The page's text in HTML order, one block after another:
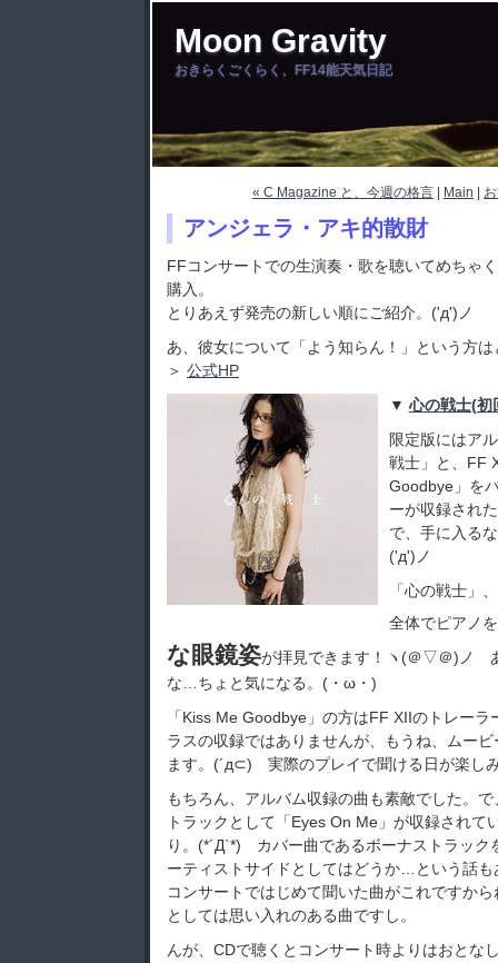
Moon Gravity
おきらくごくらく、FF14能天気日記
« C Magazine と、今週の格言 Main
アンジェラ・アキ的散財
FFコンサートでの生演奏・歌を聴いてめちゃ
購入。
とりあえず発売の新しい順にご紹介。('д')ノ
あ、彼女について「よう知らん！」という方
＞ 公式HP
▼ 心の戦士(初
限定版にはア
戦士」と、FF
Goodbye」を
ーが収録され
で、手に入る
('д')ノ
「心の戦士」
全体でピアノ
な眼鏡姿が拝見できます！ヽ(＠▽＠)ノ
な…ちょと気になる。(・ω・)
「Kiss Me Goodbye」の方はFF XIIのトレー
ラスの収録ではありませんが、もうね、ムー
ます。(´д⊂) 実際のプレイで聞ける日が楽し
もちろん、アルバム収録の曲も素敵でした。
トラックとして「Eyes On Me」が収録されて
り。(*´Д`*) カバー曲であるボーナストラック
ーティストサイドとしてはどうか…という話
コンサートではじめて聞いた曲がこれですか
としては思い入れのある曲ですし。
んが、CDで聴くとコンサート時よりはおとな